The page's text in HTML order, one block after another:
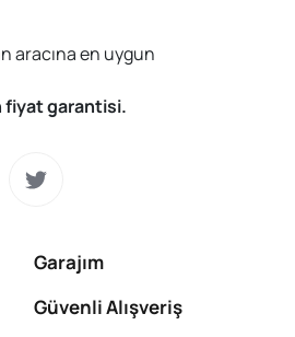
aracına en uygun
fiyat garantisi.
Garajım
Güvenli Alışveriş